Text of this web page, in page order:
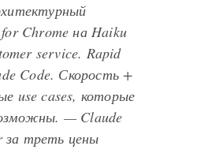
Chrome на Haiku
service. Rapid
Code. Скорость +
use cases, которые
— Claude
за треть цены